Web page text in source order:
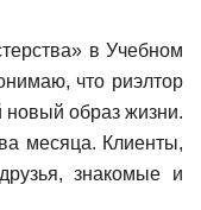
в Учебном
что риэлтор
новый образ жизни.
месяца. Клиенты,
знакомые и